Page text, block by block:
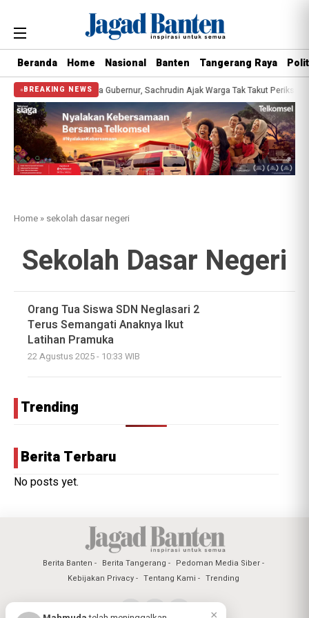
Beranda Home Nasional Banten Tangerang Raya
BREAKING NEWS
Gratis Bersama Gubernur, Sachrudin Ajak Warga Tak Takut Periksa
Home » sekolah dasar negeri
Sekolah Dasar Negeri
Orang Tua Siswa SDN Neglasari 2
Terus Semangati Anaknya Ikut
Latihan Pramuka
22 Agustus 2025 - 10:33 WIB
Trending
Berita Terbaru
No posts yet.
Berita Banten Berita Tangerang
Pedoman Media Siber
Kebijakan Privacy
Tentang Kami Trending
×